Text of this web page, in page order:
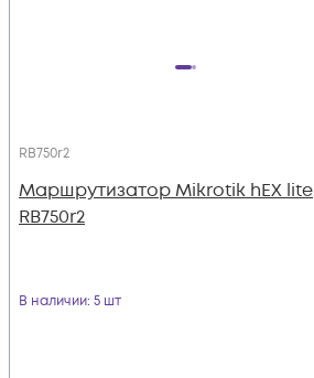
RB750r2
Маршрутизатор Mikrotik hEX lite
RB750r2
В наличии: 5 шт